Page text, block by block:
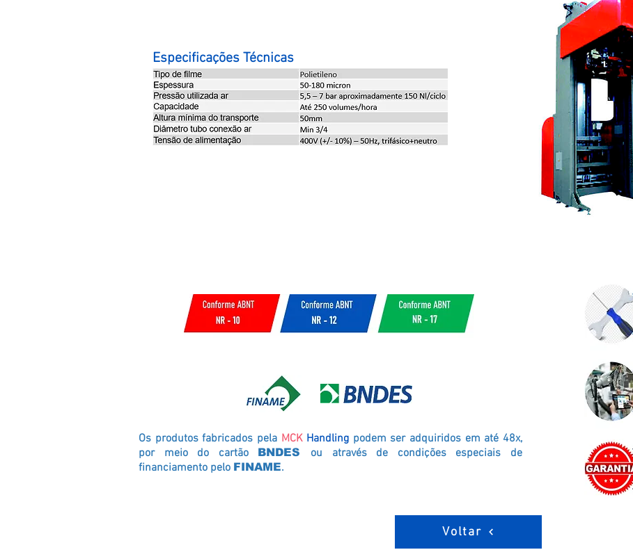
Especificações Técnicas
Os produtos fabricados pela MCK Handling podem ser adquiridos em até 48x,
por meio do cartão
BNDES ou através de condições especiais de
financiamento pelo FINAME.
Voltar